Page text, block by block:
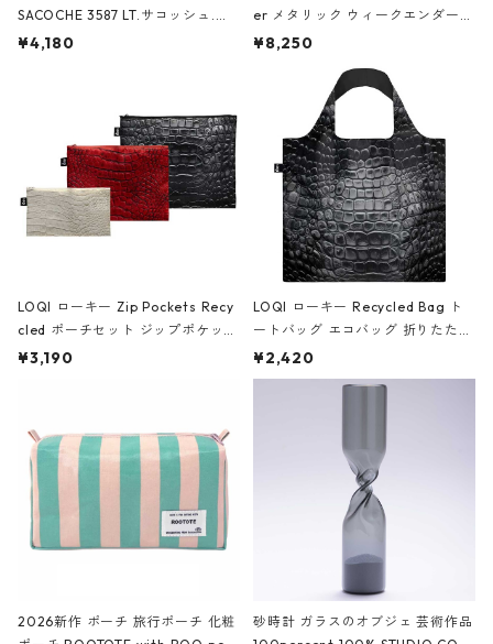
SACOCHE 3587 LT.サコッシュ.ル
ミエ-B ショルダーバッグ グロスピ
¥4,180
er メタリック ウィークエンダー
ボストンバッグ ショルダーバッグ
Black ジャン=ミッシェル・バスキ
ア/クラウン ブラック
¥8,250
LOQI ローキー Zip Pockets Recy
cled ポーチセット ジップポケット
ファスナーポーチ 撥水加工 トラベ
ーガンディー、オフホワイト
¥3,190
LOQI ローキー Recycled Bag ト
ートバッグ エコバッグ 折りたたみ
大きめ 撥水加工 収納ポーチ CRO
CODILE/Black クロコダイル/ブラ
¥2,420
2026新作 ポーチ 旅行ポーチ 化粧
砂時計 ガラスのオブジェ 芸術作品